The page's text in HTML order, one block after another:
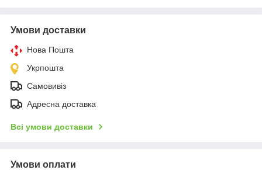
Умови доставки
Нова Пошта
Укрпошта
Самовивіз
Адресна доставка
Всі умови доставки
Умови оплати